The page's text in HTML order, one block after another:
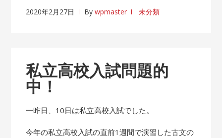
2020年2月27日 Bywpmaster 未分類
私立高校入試問題的
中！
一昨日、10日は私立高校入試でした。
今年の私立高校入試の直前1週間で演習した古文の